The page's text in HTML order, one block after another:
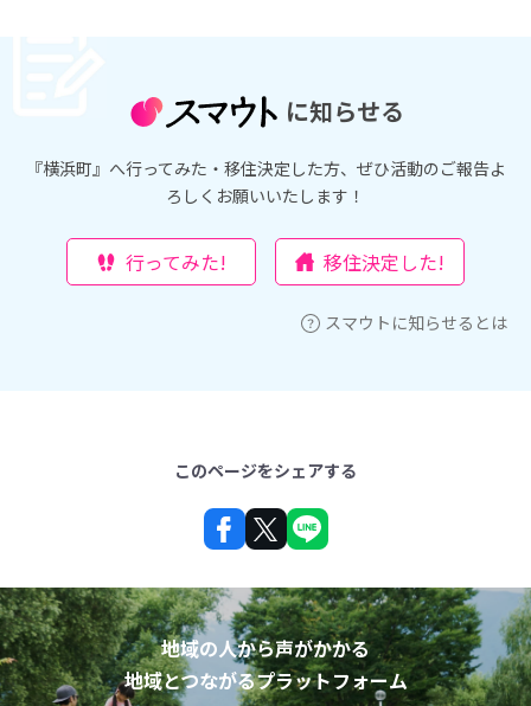
に知らせる
『横浜町』へ行ってみた・移住決定した方、ぜひ活動のご報告よ
ろしくお願いいたします！
行ってみた! 移住決定した!
スマウトに知らせるとは
このページをシェアする
地域の人から声がかかる
地域とつながるプラットフォーム